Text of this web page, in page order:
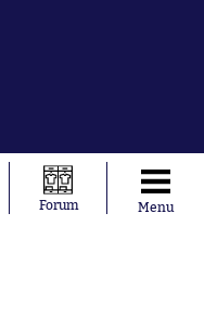
Forum Menu